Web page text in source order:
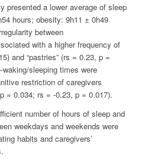
presented a lower average of sleep
hours; obesity: 9h11 ± 0h49
between
with a higher frequency of
and “pastries” (rs = 0.23, p =
waking/sleeping times were
restriction of caregivers
= 0.034; rs = -0.23, p = 0.017).
number of hours of sleep and
weekdays and weekends were
habits and caregivers’